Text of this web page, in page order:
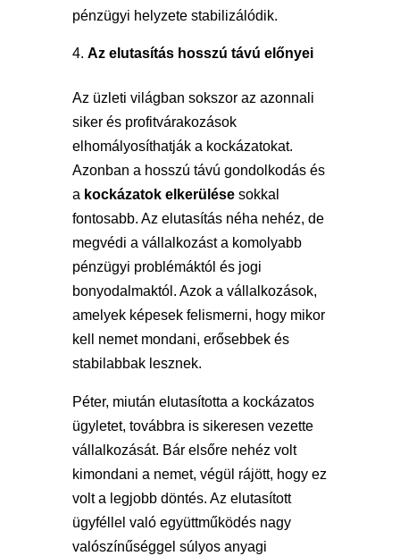
pénzügyi helyzete stabilizálódik.
Az elutasítás hosszú távú előnyei
Az üzleti világban sokszor az azonnali
siker és profitvárakozások
elhomályosíthatják a kockázatokat.
Azonban a hosszú távú gondolkodás és
a kockázatok elkerülésesokkal
fontosabb. Az elutasítás néha nehéz, de
megvédi a vállalkozást a komolyabb
pénzügyi problémáktól és jogi
bonyodalmaktól. Azok a vállalkozások,
amelyek képesek felismerni, hogy mikor
kell nemet mondani, erősebbek és
stabilabbak lesznek.
Péter, miután elutasította a kockázatos
ügyletet, továbbra is sikeresen vezette
vállalkozását. Bár elsőre nehéz volt
kimondani a nemet, végül rájött, hogy ez
volt a legjobb döntés. Az elutasított
ügyféllel való együttműködés nagy
valószínűséggel súlyos anyagi